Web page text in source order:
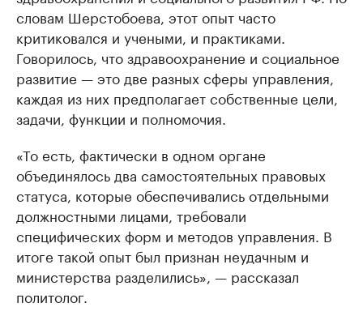
словам Шерстобоева, этот опыт часто
критиковался и учеными, и практиками.
Говорилось, что здравоохранение и социальное
развитие — это две разных сферы управления,
каждая из них предполагает собственные цели,
задачи, функции и полномочия.
«То есть, фактически в одном органе
объединялось два самостоятельных правовых
статуса, которые обеспечивались отдельными
должностными лицами, требовали
специфических форм и методов управления. В
итоге такой опыт был признан неудачным и
министерства разделились», — рассказал
политолог.